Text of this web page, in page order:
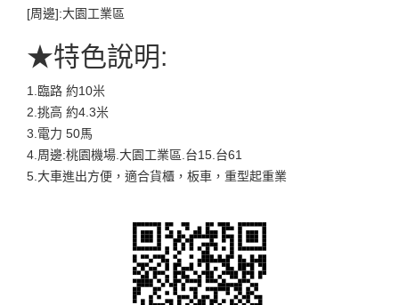
[周邊]:大園工業區
★特色說明:
1.臨路 約10米
2.挑高 約4.3米
3.電力 50馬
4.周邊:桃園機場.大園工業區.台15.台61
5.大車進出方便，適合貨櫃，板車，重型起重業